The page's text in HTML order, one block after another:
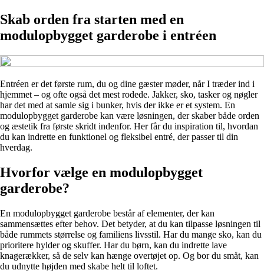
Skab orden fra starten med en
modulopbygget garderobe i entréen
Entréen er det første rum, du og dine gæster møder, når I træder ind i
hjemmet – og ofte også det mest rodede. Jakker, sko, tasker og nøgler
har det med at samle sig i bunker, hvis der ikke er et system. En
modulopbygget garderobe kan være løsningen, der skaber både orden
og æstetik fra første skridt indenfor. Her får du inspiration til, hvordan
du kan indrette en funktionel og fleksibel entré, der passer til din
hverdag.
Hvorfor vælge en modulopbygget
garderobe?
En modulopbygget garderobe består af elementer, der kan
sammensættes efter behov. Det betyder, at du kan tilpasse løsningen til
både rummets størrelse og familiens livsstil. Har du mange sko, kan du
prioritere hylder og skuffer. Har du børn, kan du indrette lave
knagerækker, så de selv kan hænge overtøjet op. Og bor du småt, kan
du udnytte højden med skabe helt til loftet.